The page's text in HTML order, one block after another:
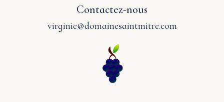
Contactez-nous
virginie@domainesaintmitre.com